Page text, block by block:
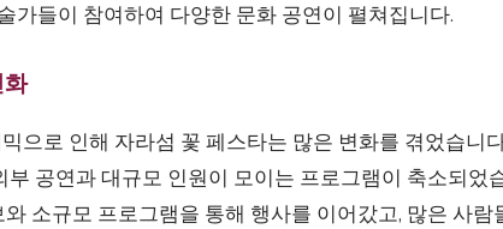
가들이 참여하여 다양한 문화 공연이 펼쳐집니다.
으로 인해 자라섬 꽃 페스타는 많은 변화를 겪었습니
부 공연과 대규모 인원이 모이는 프로그램이 축소되었
소규모 프로그램을 통해 행사를 이어갔고, 많은 사